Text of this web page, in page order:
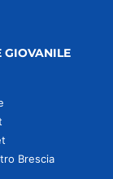
GIOVANILE
Brescia